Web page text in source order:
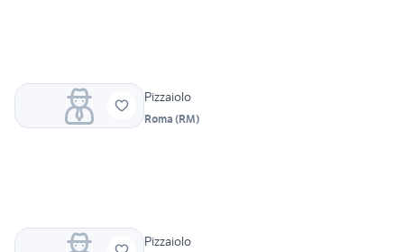
Pizzaiolo
Roma (RM)
Pizzaiolo